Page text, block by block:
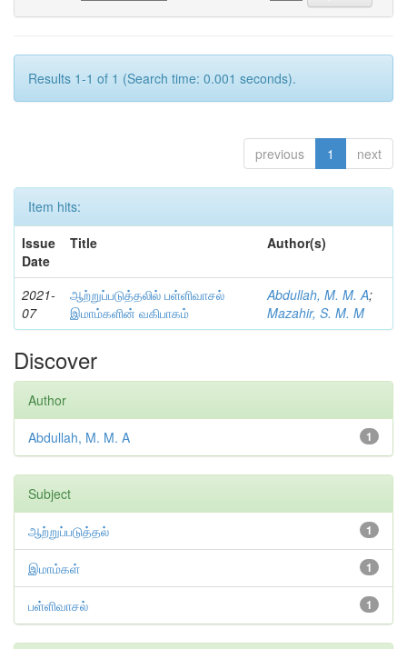
Results 1-1 of 1 (Search time: 0.001 seconds).
previous 1 next
Item hits:
Issue
Date
Title Author(s)
2021-
07
ஆற்றுப்படுத்தலில் பள்ளிவாசல்
இமாம்களின் வகிபாகம்
Abdullah, M. M. A;
Mazahir, S. M. M
Discover
Author
1
Abdullah, M. M. A
Subject
1
ஆற்றுப்படுத்தல்
1
இமாம்கள்
1
பள்ளிவாசல்